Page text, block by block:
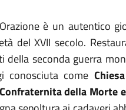
è un autentico
del XVII secolo.
della seconda guerra
conosciuta come
Confraternita della Morte